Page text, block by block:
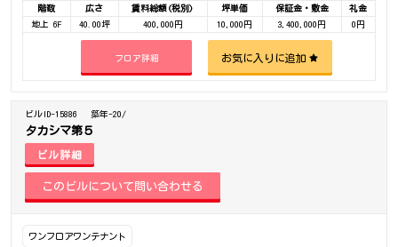
階数 広さ 賃料総額(税別) 坪単価 保証金・敷金
礼金
地上 6F
40.00坪 400,000円 10,000円 3,400,000円 0円
フロア詳細 お気に入りに追加
ビルID-15886 築年-20/
タカシマ第５
ビル詳細
ワンフロアワンテナント